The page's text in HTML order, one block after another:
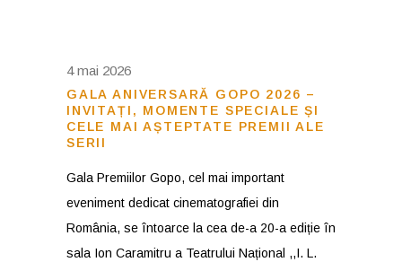
4 mai 2026
GALA ANIVERSARĂ GOPO 2026 –
INVITAȚI, MOMENTE SPECIALE ȘI
CELE MAI AȘTEPTATE PREMII ALE
SERII
Gala Premiilor Gopo, cel mai important
eveniment dedicat cinematografiei din
România, se întoarce la cea de-a 20-a ediție în
sala Ion Caramitru a Teatrului Național ,,I. L.